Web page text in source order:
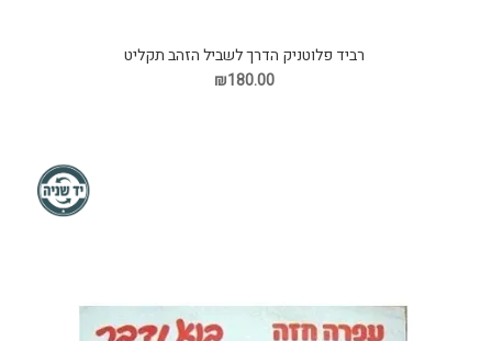
רביד פלוטניק הדרך לשביל הזהב תקליט
₪180.00